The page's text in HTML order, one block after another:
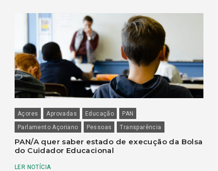
Açores Aprovadas Educação
PAN
Parlamento Açoriano
Pessoas Transparência
PAN/A quer saber estado de execução da Bolsa
do Cuidador Educacional
LER NOTÍCIA